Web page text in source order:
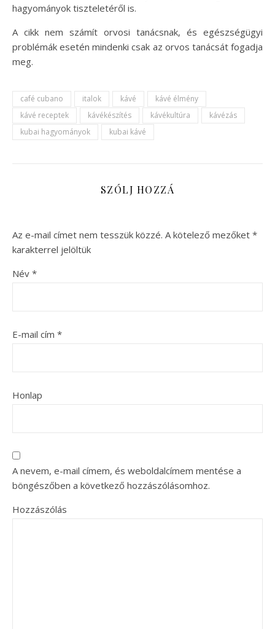
hagyományok tiszteletéről is.
A cikk nem számít orvosi tanácsnak, és egészségügyi
problémák esetén mindenki csak az orvos tanácsát fogadja
meg.
café cubano italok kávé
kávé élmény
kávé receptek
kávékészítés kávékultúra
kávézás
kubai hagyományok
kubai kávé
SZÓLJ HOZZÁ
Az e-mail címet nem tesszük közzé. A kötelező mezőket *
karakterrel jelöltük
Név *
E-mail cím *
Honlap
A nevem, e-mail címem, és weboldalcímem mentése a
böngészőben a következő hozzászólásomhoz.
Hozzászólás